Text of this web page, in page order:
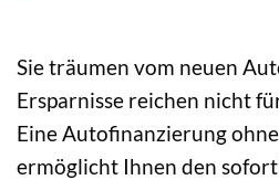
Sie träumen vom neuen
Ersparnisse reichen nicht
Eine Autofinanzierung
ermöglicht Ihnen den